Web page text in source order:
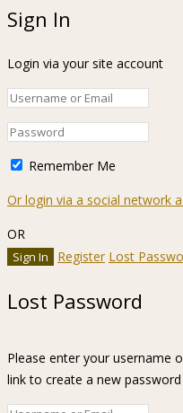
Sign In
Login via your site account
Remember Me
Or login via a social network
OR
Register Lost
Lost Password
Please enter your username
link to create a new password